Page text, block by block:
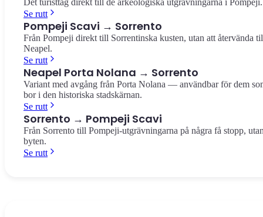
Det turisttåg direkt till de arkeologiska utgrävningarna i Pompeji.
Se rutt
Pompeji Scavi → Sorrento
Från Pompeji direkt till Sorrentinska kusten, utan att återvända
Neapel.
Se rutt
Neapel Porta Nolana → Sorrento
Variant med avgång från Porta Nolana — användbar för dem
bor i den historiska stadskärnan.
Se rutt
Sorrento → Pompeji Scavi
Från Sorrento till Pompeji-utgrävningarna på några få stopp,
byten.
Se rutt